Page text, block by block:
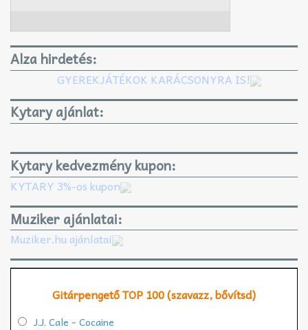
Alza hirdetés:
GYEREKJÁTÉKOK KARÁCSONYRA IS!
Kytary ajánlat:
Kytary kedvezmény kupon:
KYTARY 3%-os kupon
Muziker ajánlatai:
Muziker.hu ajánlatai
Gitárpengető TOP 100 (szavazz, bővítsd)
J.J. Cale - Cocaine